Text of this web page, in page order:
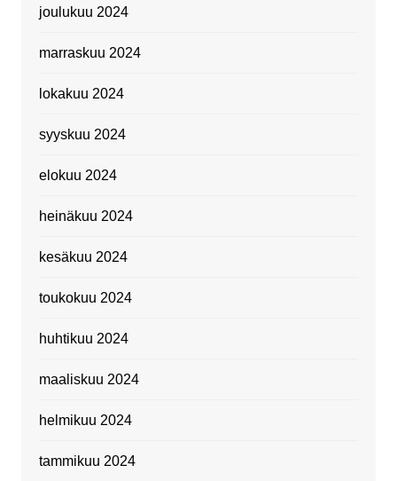
joulukuu 2024
marraskuu 2024
lokakuu 2024
syyskuu 2024
elokuu 2024
heinäkuu 2024
kesäkuu 2024
toukokuu 2024
huhtikuu 2024
maaliskuu 2024
helmikuu 2024
tammikuu 2024